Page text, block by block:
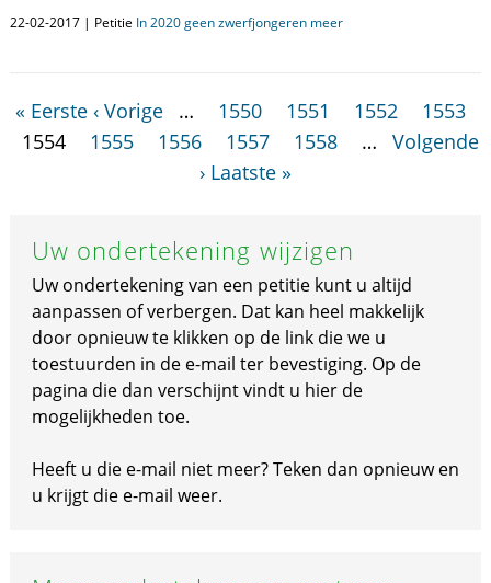
22-02-2017 | Petitie In 2020 geen zwerfjongeren meer
« Eerste ‹ Vorige … 1550 1551 1552
1553
1554
1555 1556 1557 1558 …
Volgende
› Laatste »
Uw ondertekening wijzigen
Uw ondertekening van een petitie kunt u altijd
aanpassen of verbergen. Dat kan heel makkelijk
door opnieuw te klikken op de link die we u
toestuurden in de e-mail ter bevestiging. Op de
pagina die dan verschijnt vindt u hier de
mogelijkheden toe.
Heeft u die e-mail niet meer? Teken dan opnieuw en
u krijgt die e-mail weer.